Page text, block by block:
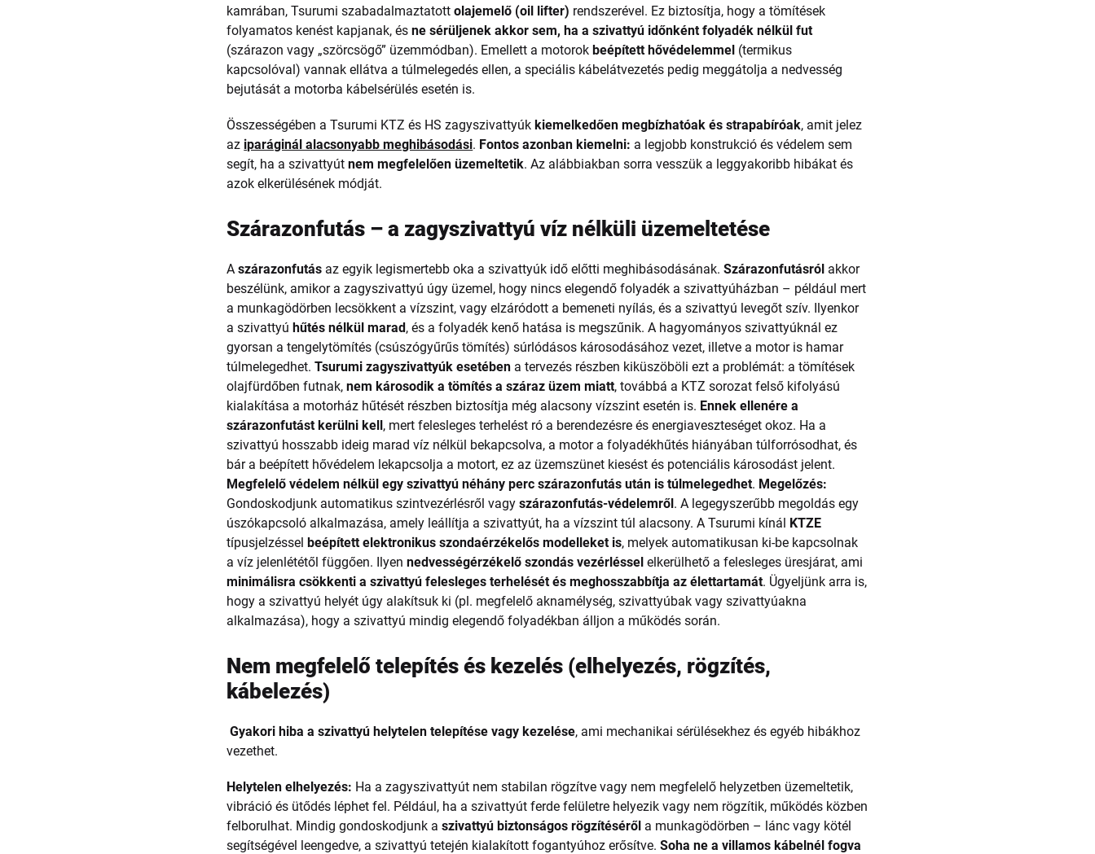
kamrában, Tsurumi szabadalmaztatottolajemelő (oil lifter) rendszerével. Ez biztosítja, hogy a tömítések
folyamatos kenést kapjanak, ésne sérüljenek akkor sem, ha a szivattyú időnként folyadék nélkül fut
(szárazon vagy „szörcsögő” üzemmódban). Emellett a motorokbeépített hővédelemmel (termikus
kapcsolóval) vannak ellátva a túlmelegedés ellen, a speciális kábelátvezetés pedig meggátolja a nedvesség
bejutását a motorba kábelsérülés esetén is.
Összességében a Tsurumi KTZ és HS zagyszivattyúkkiemelkedően megbízhatóak és strapabíróak, amit jelez
az iparáginál alacsonyabb meghibásodási. Fontos azonban kiemelni: a legjobb konstrukció és védelem sem
segít, ha a szivattyútnem megfelelően üzemeltetik. Az alábbiakban sorra vesszük a leggyakoribb hibákat és
azok elkerülésének módját.
Szárazonfutás – a zagyszivattyú víz nélküli üzemeltetése
Aszárazonfutás az egyik legismertebb oka a szivattyúk idő előtti meghibásodásának.Szárazonfutásról akkor
beszélünk, amikor a zagyszivattyú úgy üzemel, hogy nincs elegendő folyadék a szivattyúházban – például mert
a munkagödörben lecsökkent a vízszint, vagy elzáródott a bemeneti nyílás, és a szivattyú levegőt szív. Ilyenkor
a szivattyúhűtés nélkül marad, és a folyadék kenő hatása is megszűnik. A hagyományos szivattyúknál ez
gyorsan a tengelytömítés (csúszógyűrűs tömítés) súrlódásos károsodásához vezet, illetve a motor is hamar
túlmelegedhet.Tsurumi zagyszivattyúk esetében a tervezés részben kiküszöböli ezt a problémát: a tömítések
olajfürdőben futnak,nem károsodik a tömítés a száraz üzem miatt, továbbá a KTZ sorozat felső kifolyású
kialakítása a motorház hűtését részben biztosítja még alacsony vízszint esetén is. Ennek ellenére a
szárazonfutást kerülni kell, mert felesleges terhelést ró a berendezésre és energiaveszteséget okoz. Ha a
szivattyú hosszabb ideig marad víz nélkül bekapcsolva, a motor a folyadékhűtés hiányában túlforrósodhat, és
bár a beépített hővédelem lekapcsolja a motort, ez az üzemszünet kiesést és potenciális károsodást jelent.
Megfelelő védelem nélkül egy szivattyú néhány perc szárazonfutás után is túlmelegedhet. Megelőzés:
Gondoskodjunk automatikus szintvezérlésről vagyszárazonfutás-védelemről. A legegyszerűbb megoldás egy
úszókapcsoló alkalmazása, amely leállítja a szivattyút, ha a vízszint túl alacsony. A Tsurumi kínál KTZE
típusjelzésselbeépített elektronikus szondaérzékelős modelleket is, melyek automatikusan ki-be kapcsolnak
a víz jelenlététől függően. Ilyennedvességérzékelő szondás vezérléssel elkerülhető a felesleges üresjárat, ami
minimálisra csökkenti a szivattyú felesleges terhelését és meghosszabbítja az élettartamát. Ügyeljünk arra is,
hogy a szivattyú helyét úgy alakítsuk ki (pl. megfelelő aknamélység, szivattyúbak vagy szivattyúakna
alkalmazása), hogy a szivattyú mindig elegendő folyadékban álljon a működés során.
Nem megfelelő telepítés és kezelés (elhelyezés, rögzítés,
kábelezés)
Gyakori hiba a szivattyú helytelen telepítése vagy kezelése, ami mechanikai sérülésekhez és egyéb hibákhoz
vezethet.
Helytelen elhelyezés: Ha a zagyszivattyút nem stabilan rögzítve vagy nem megfelelő helyzetben üzemeltetik,
vibráció és ütődés léphet fel. Például, ha a szivattyút ferde felületre helyezik vagy nem rögzítik, működés közben
felborulhat. Mindig gondoskodjunk aszivattyú biztonságos rögzítéséről a munkagödörben – lánc vagy kötél
segítségével leengedve, a szivattyú tetején kialakított fogantyúhoz erősítve.Soha ne a villamos kábelnél fogva